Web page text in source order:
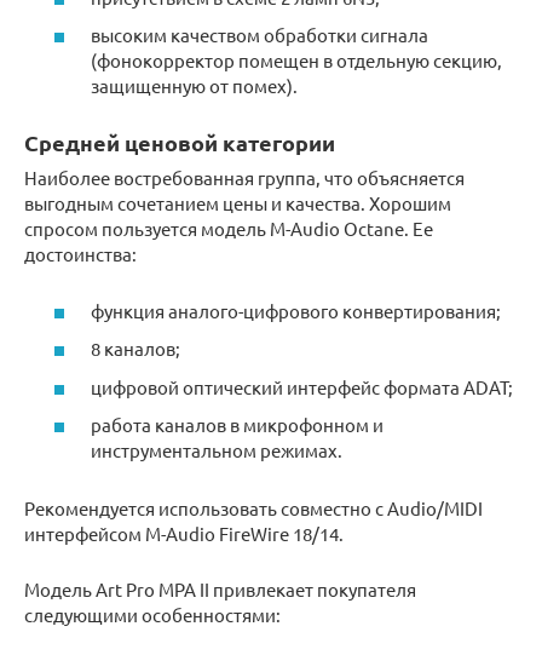
высоким качеством обработки сигнала
(фонокорректор помещен в отдельную секцию,
защищенную от помех).
Средней ценовой категории
Наиболее востребованная группа, что объясняется
выгодным сочетанием цены и качества. Хорошим
спросом пользуется модель M-Audio Octane. Ее
достоинства:
функция аналого-цифрового конвертирования;
8 каналов;
цифровой оптический интерфейс формата ADAT;
работа каналов в микрофонном и
инструментальном режимах.
Рекомендуется использовать совместно с Audio/MIDI
интерфейсом M-Audio FireWire 18/14.
Модель Art Pro MPA II привлекает покупателя
следующими особенностями: